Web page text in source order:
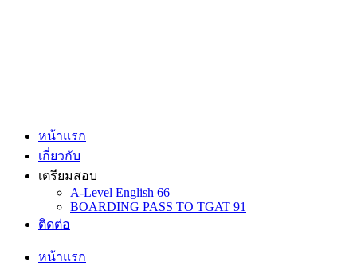
หน้าแรก
เกี่ยวกับ
เตรียมสอบ
A-Level English 66
BOARDING PASS TO TGAT 91
ติดต่อ
หน้าแรก